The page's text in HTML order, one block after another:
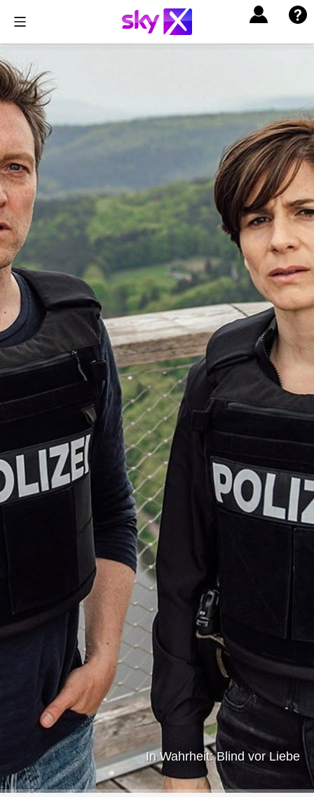
In Wahrheit: Blind vor Liebe